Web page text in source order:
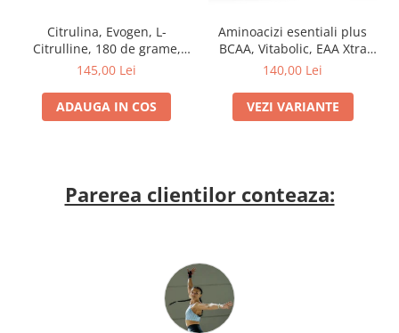
Citrulina, Evogen, L-
Citrulline, 180 de grame,
pudra
145,00 Lei
ADAUGA IN COS
Aminoacizi esentiali plus
BCAA, Vitabolic, EAA Xtra
BCAA, 525 de grame, pudra
140,00 Lei
VEZI VARIANTE
Parerea clientilor conteaza: